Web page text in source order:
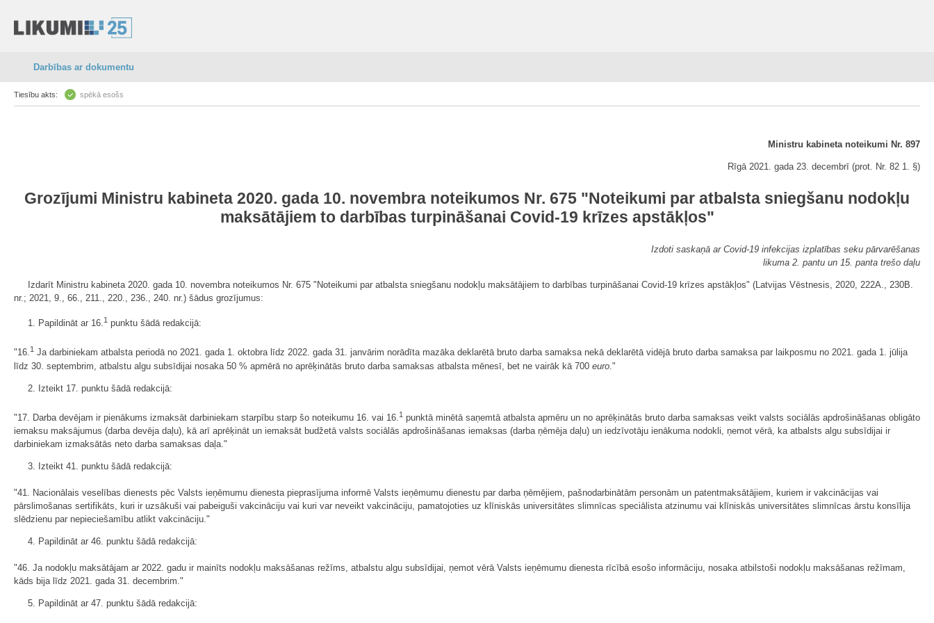
Darbības ar dokumentu
Tiesību akts: spēkā esošs
Ministru kabineta noteikumi Nr. 897
Rīgā 2021. gada 23. decembrī (prot. Nr. 82 1. §)
Grozījumi Ministru kabineta 2020. gada 10. novembra noteikumos Nr. 675 "Noteikumi par atbalsta sniegšanu nodokļu
maksātājiem to darbības turpināšanai Covid-19 krīzes apstākļos"
Izdoti saskaņā ar Covid-19 infekcijas izplatības seku pārvarēšanas
likuma 2. pantu un 15. panta trešo daļu
Izdarīt Ministru kabineta 2020. gada 10. novembra noteikumos Nr. 675 "Noteikumi par atbalsta sniegšanu nodokļu maksātājiem to darbības turpināšanai Covid-19 krīzes apstākļos" (Latvijas Vēstnesis, 2020, 222A., 230B.
nr.; 2021, 9., 66., 211., 220., 236., 240. nr.) šādus grozījumus:
1. Papildināt ar 16.1 punktu šādā redakcijā:
"16.1 Ja darbiniekam atbalsta periodā no 2021. gada 1. oktobra līdz 2022. gada 31. janvārim norādīta mazāka deklarētā bruto darba samaksa nekā deklarētā vidējā bruto darba samaksa par laikposmu no 2021. gada 1. jūlija
līdz 30. septembrim, atbalstu algu subsīdijai nosaka 50 % apmērā no aprēķinātās bruto darba samaksas atbalsta mēnesī, bet ne vairāk kā 700 euro ."
2. Izteikt 17. punktu šādā redakcijā:
"17. Darba devējam ir pienākums izmaksāt darbiniekam starpību starp šo noteikumu 16. vai 16. 1 punktā minētā saņemtā atbalsta apmēru un no aprēķinātās bruto darba samaksas veikt valsts sociālās apdrošināšanas obligāto
iemaksu maksājumus (darba devēja daļu), kā arī aprēķināt un iemaksāt budžetā valsts sociālās apdrošināšanas iemaksas (darba ņēmēja daļu) un iedzīvotāju ienākuma nodokli, ņemot vērā, ka atbalsts algu subsīdijai ir
darbiniekam izmaksātās neto darba samaksas daļa."
3. Izteikt 41. punktu šādā redakcijā:
"41. Nacionālais veselības dienests pēc Valsts ieņēmumu dienesta pieprasījuma informē Valsts ieņēmumu dienestu par darba ņēmējiem, pašnodarbinātām personām un patentmaksātājiem, kuriem ir vakcinācijas vai
pārslimošanas sertifikāts, kuri ir uzsākuši vai pabeiguši vakcināciju vai kuri var neveikt vakcināciju, pamatojoties uz klīniskās universitātes slimnīcas speciālista atzinumu vai klīniskās universitātes slimnīcas ārstu konsīlija
slēdzienu par nepieciešamību atlikt vakcināciju."
4. Papildināt ar 46. punktu šādā redakcijā:
"46. Ja nodokļu maksātājam ar 2022. gadu ir mainīts nodokļu maksāšanas režīms, atbalstu algu subsīdijai, ņemot vērā Valsts ieņēmumu dienesta rīcībā esošo informāciju, nosaka atbilstoši nodokļu maksāšanas režīmam,
kāds bija līdz 2021. gada 31. decembrim."
5. Papildināt ar 47. punktu šādā redakcijā: